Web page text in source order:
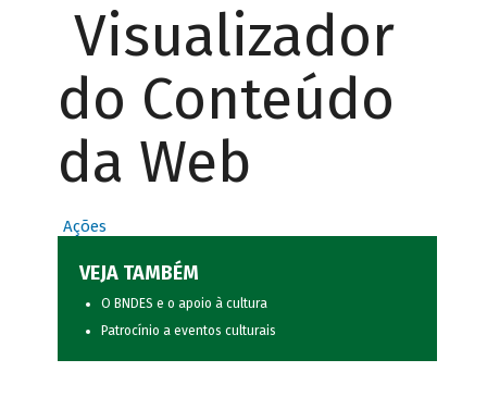
Visualizador
do Conteúdo
da Web
Ações
VEJA TAMBÉM
O BNDES e o apoio à cultura
Patrocínio a eventos culturais